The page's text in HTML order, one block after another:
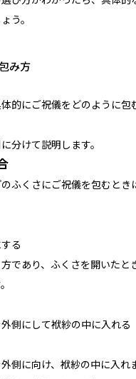
う。
み方
的にご祝儀をどのように包
分けて説明します。
ふくさにご祝儀を包むとき
る
であり、ふくさを開いたと
側にして袱紗の中に入れる
側に向け、袱紗の中に入れ